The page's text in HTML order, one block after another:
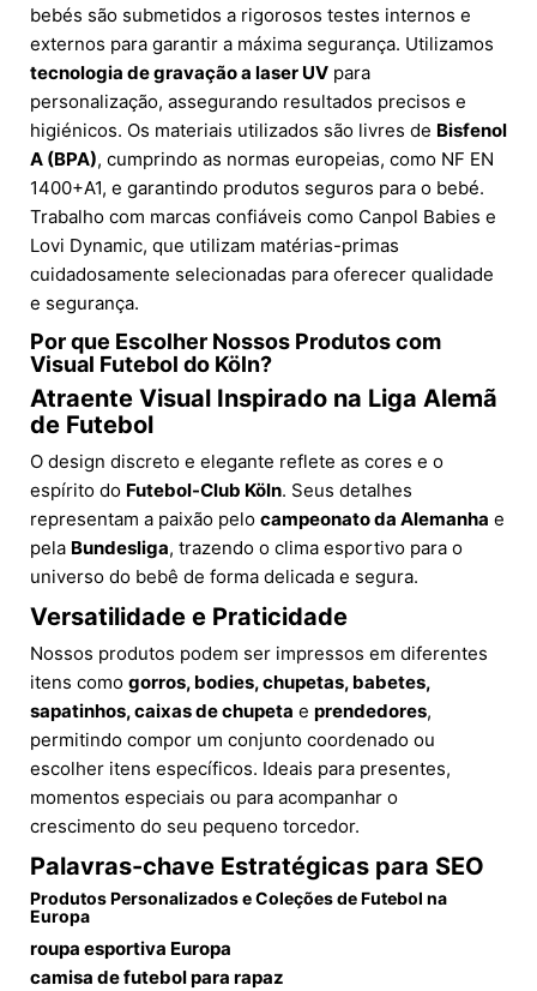
bebés são submetidos a rigorosos testes internos e
externos para garantir a máxima segurança. Utilizamos
tecnologia de gravação a laser UV para
personalização, assegurando resultados precisos e
higiénicos. Os materiais utilizados são livres de Bisfenol
A (BPA), cumprindo as normas europeias, como NF EN
1400+A1, e garantindo produtos seguros para o bebé.
Trabalho com marcas confiáveis como Canpol Babies e
Lovi Dynamic, que utilizam matérias-primas
cuidadosamente selecionadas para oferecer qualidade
e segurança.
Por que Escolher Nossos Produtos com
Visual Futebol do Köln?
Atraente Visual Inspirado na Liga Alemã
de Futebol
O design discreto e elegante reflete as cores e o
espírito do Futebol-Club Köln. Seus detalhes
representam a paixão pelo campeonato da Alemanha e
pela Bundesliga, trazendo o clima esportivo para o
universo do bebê de forma delicada e segura.
Versatilidade e Praticidade
Nossos produtos podem ser impressos em diferentes
itens como gorros, bodies, chupetas, babetes,
sapatinhos, caixas de chupeta e prendedores,
permitindo compor um conjunto coordenado ou
escolher itens específicos. Ideais para presentes,
momentos especiais ou para acompanhar o
crescimento do seu pequeno torcedor.
Palavras-chave Estratégicas para SEO
Produtos Personalizados e Coleções de Futebol na
Europa
roupa esportiva Europa
camisa de futebol para rapaz